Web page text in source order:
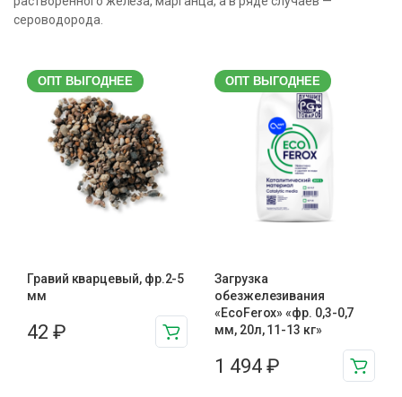
сероводорода.
ОПТ ВЫГОДНЕЕ
Гравий кварцевый, фр.2-5
мм
42 ₽
ОПТ ВЫГОДНЕЕ
Загрузка
обезжелезивания
«EcoFerox» «фр. 0,3-0,7
мм, 20л, 11-13 кг»
1 494 ₽